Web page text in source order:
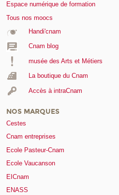
Espace numérique de formation
Tous nos moocs
Handi'cnam
Cnam blog
musée des Arts et Métiers
La boutique du Cnam
Accès à intraCnam
NOS MARQUES
Cestes
Cnam entreprises
Ecole Pasteur-Cnam
Ecole Vaucanson
EICnam
ENASS